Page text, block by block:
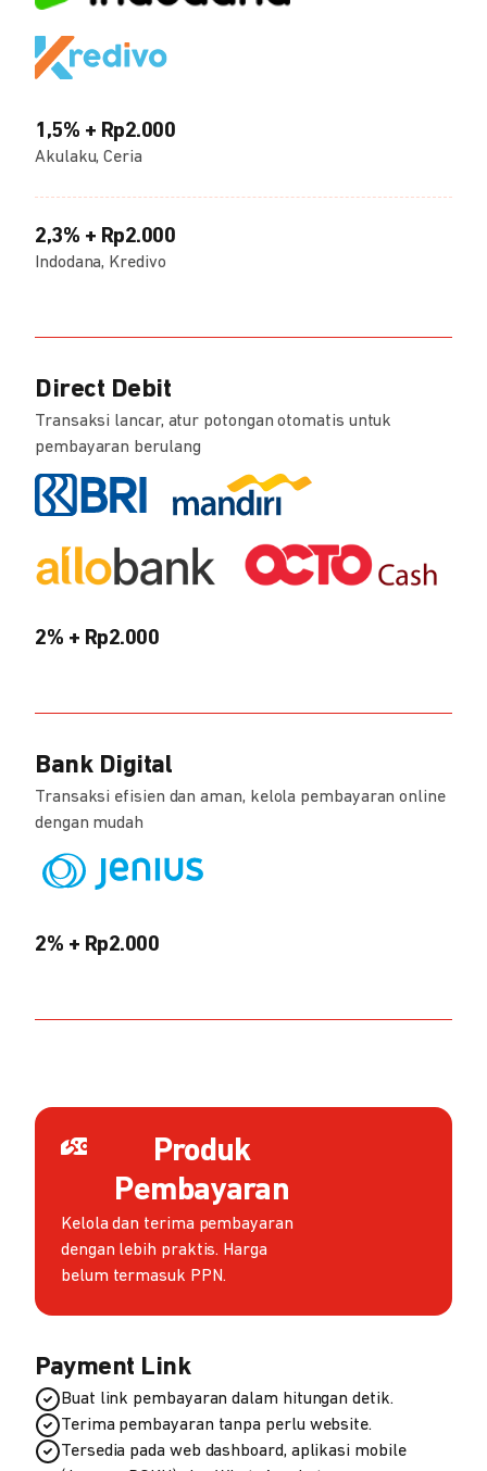
1,5% + Rp2.000
Akulaku, Ceria
2,3% + Rp2.000
Indodana, Kredivo
Direct Debit
Transaksi lancar, atur potongan otomatis untuk
pembayaran berulang
2% + Rp2.000
Bank Digital
Transaksi efisien dan aman, kelola pembayaran online
dengan mudah
2% + Rp2.000
Produk
Pembayaran
Kelola dan terima pembayaran
dengan lebih praktis. Harga
belum termasuk PPN.
Payment Link
Buat link pembayaran dalam hitungan detik.
Terima pembayaran tanpa perlu website.
Tersedia pada web dashboard, aplikasi mobile